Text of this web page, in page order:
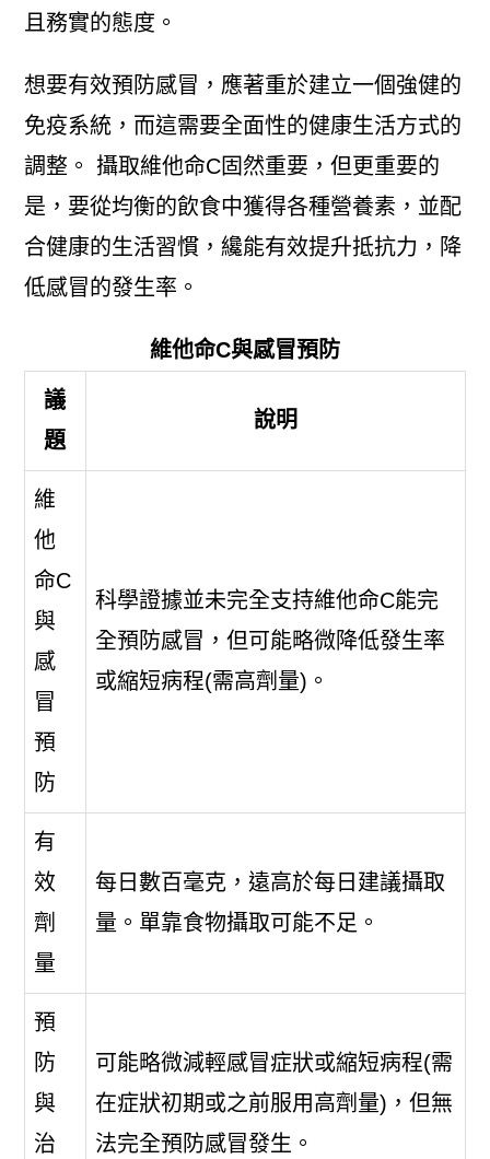
且務實的態度。
想要有效預防感冒，應著重於建立一個強健的
免疫系統，而這需要全面性的健康生活方式的
調整。 攝取維他命C固然重要，但更重要的
是，要從均衡的飲食中獲得各種營養素，並配
合健康的生活習慣，纔能有效提升抵抗力，降
低感冒的發生率。
維他命C與感冒預防
議
題
說明
維
他
命C
與
感
冒
預
防
科學證據並未完全支持維他命C能完
全預防感冒，但可能略微降低發生率
或縮短病程(需高劑量)。
有
效
劑
量
每日數百毫克，遠高於每日建議攝取
量。單靠食物攝取可能不足。
預
防
與
治
可能略微減輕感冒症狀或縮短病程(需
在症狀初期或之前服用高劑量)，但無
法完全預防感冒發生。